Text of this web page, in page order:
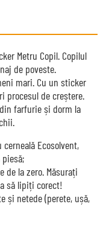
Metru Copil. Copilul
de poveste.
mari. Cu un sticker
procesul de creștere.
farfurie și dorm la
Ecosolvent,
la zero. Măsurați
să lipiți corect!
și netede (perete, ușă,